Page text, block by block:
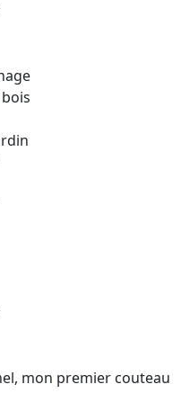
mon premier couteau